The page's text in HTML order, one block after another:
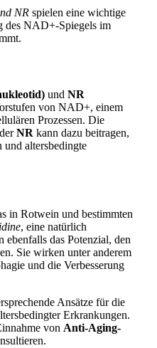
NR spielen eine wichtige
des NAD+-Spiegels im
und NR
von NAD+, einem
Prozessen. Die
NR kann dazu beitragen,
altersbedingte
in Rotwein und bestimmten
, eine natürlich
ebenfalls das Potenzial, den
Sie wirken unter anderem
und die Verbesserung
Ansätze für die
Erkrankungen.
von Anti-Aging-